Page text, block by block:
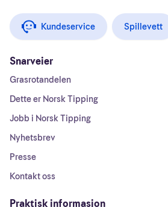
Kundeservice Spillevett
Snarveier
Grasrotandelen
Dette er Norsk Tipping
Jobb i Norsk Tipping
Nyhetsbrev
Presse
Kontakt oss
Praktisk informasjon